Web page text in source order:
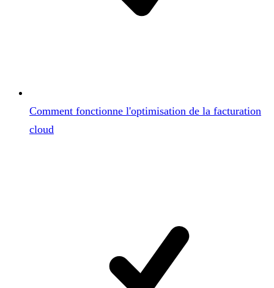
Comment fonctionne l'optimisation de la facturation
cloud